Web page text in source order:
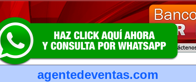
agentedeventas.com